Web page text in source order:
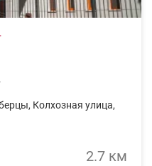
Колхозная улица,
2.7 км